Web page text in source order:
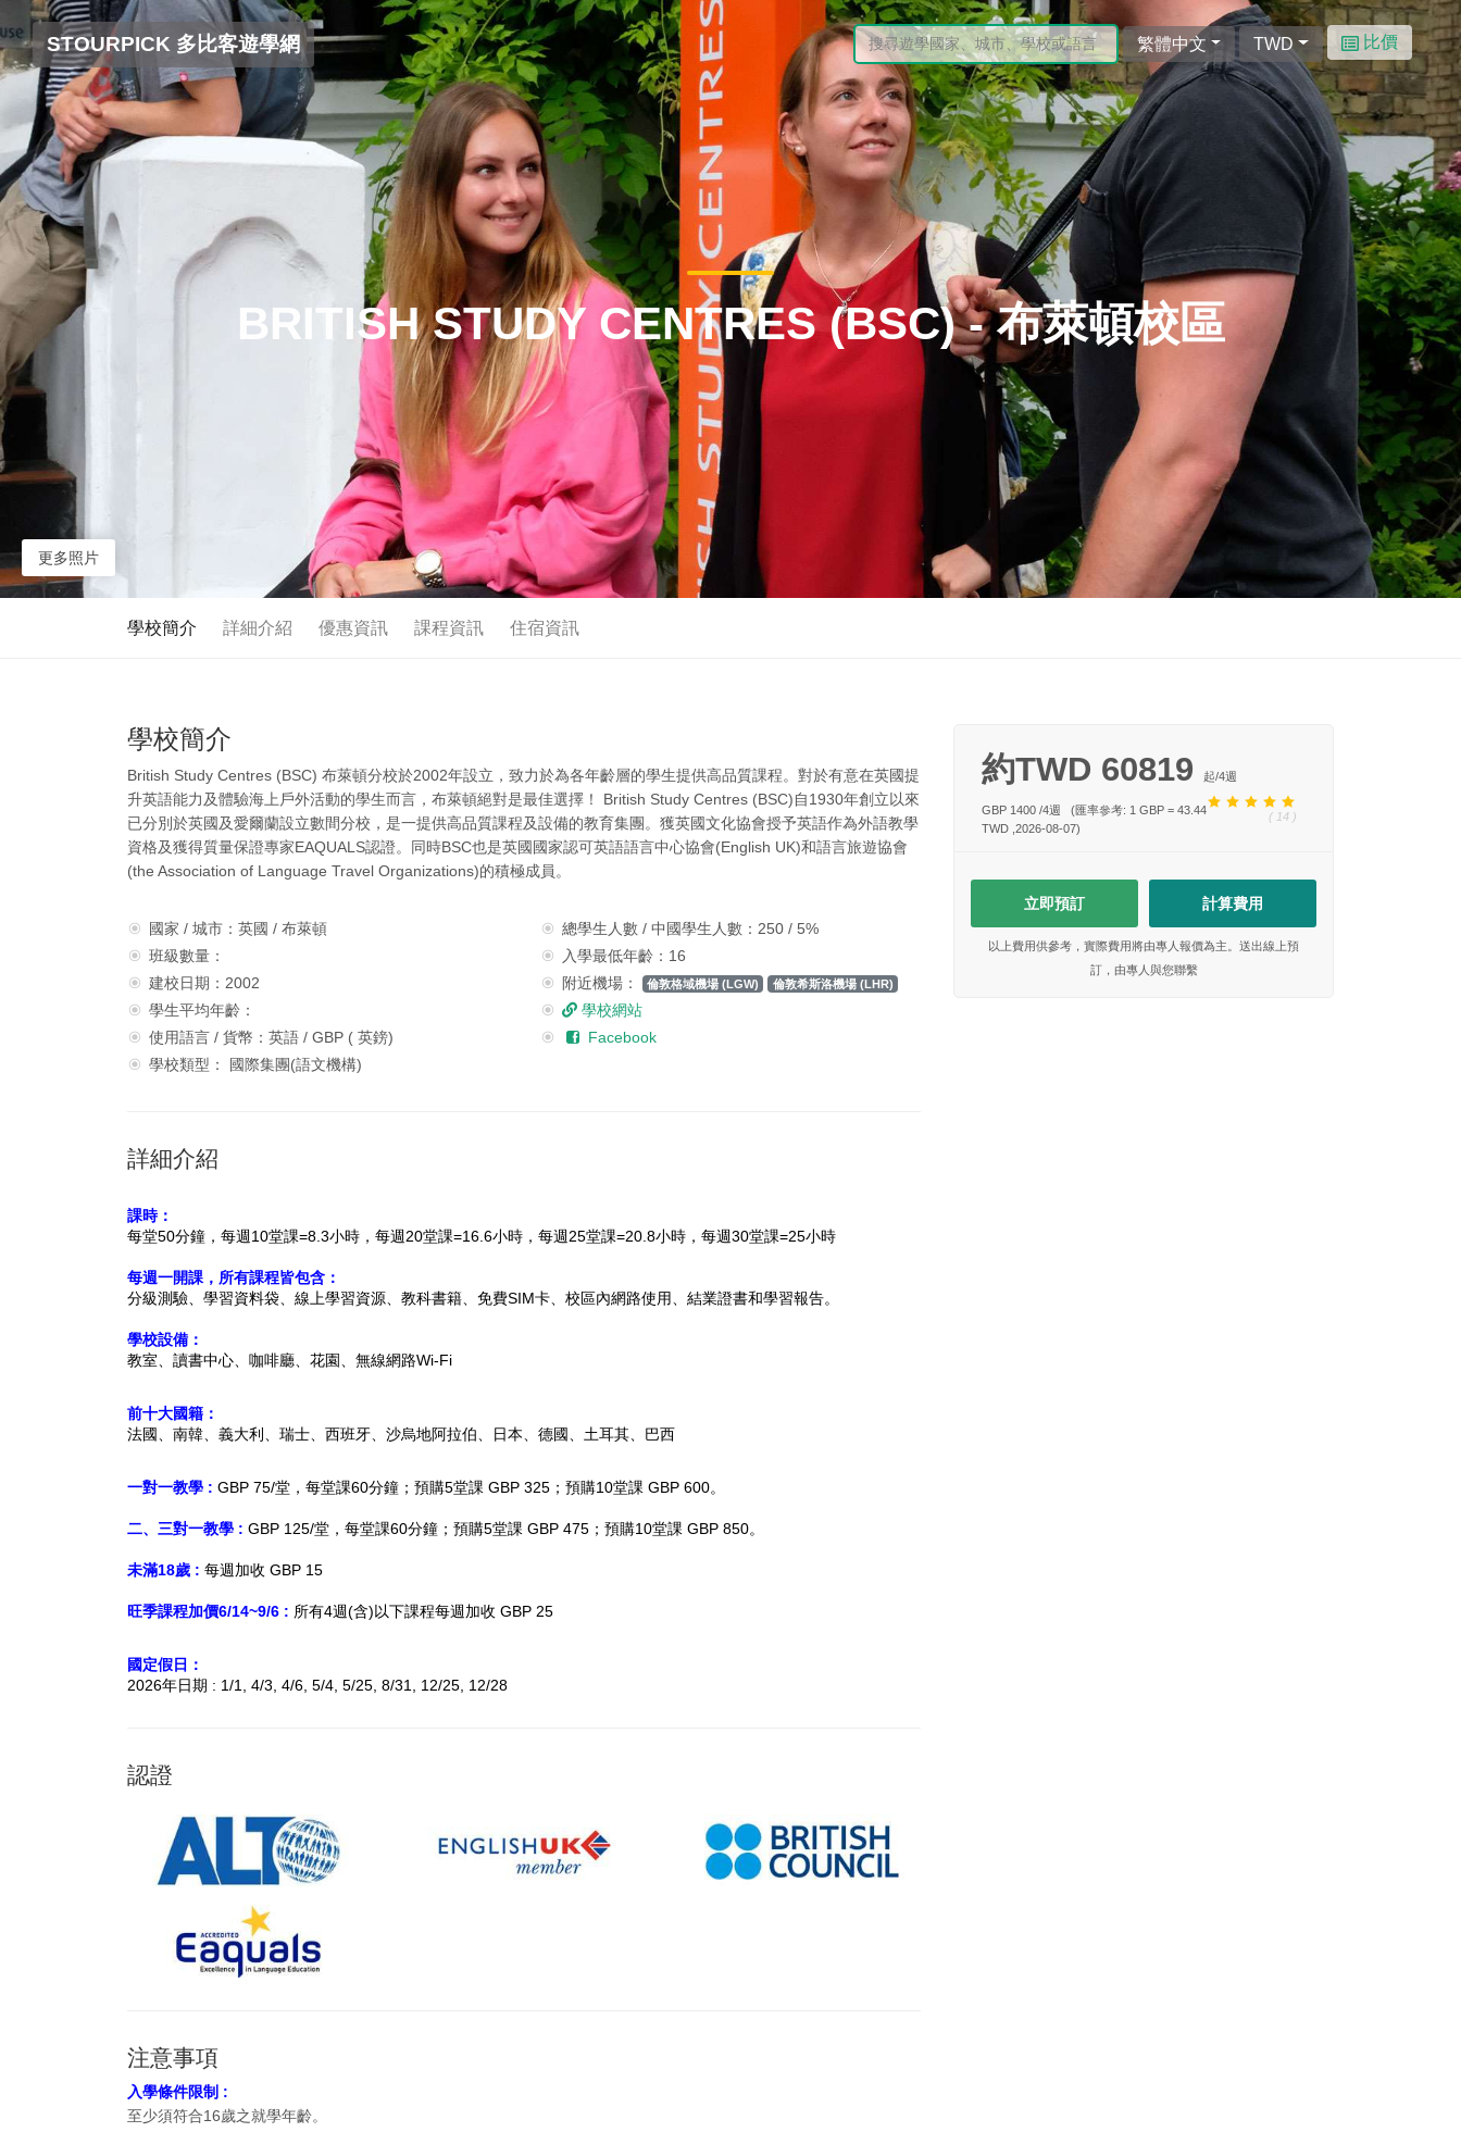
BRITISH STUDY CENTRES (BSC) - 布萊頓校區
更多照片
學校簡介 詳細介紹 優惠資訊 課程資訊 住宿資訊
學校簡介
British Study Centres (BSC) 布萊頓分校於2002年設立，致力於為各年齡層的學生提供高品質課程。對於有意在英國提
升英語能力及體驗海上戶外活動的學生而言，布萊頓絕對是最佳選擇！ British Study Centres (BSC)自1930年創立以來
已分別於英國及愛爾蘭設立數間分校，是一提供高品質課程及設備的教育集團。獲英國文化協會授予英語作為外語教學
資格及獲得質量保證專家EAQUALS認證。同時BSC也是英國國家認可英語語言中心協會(English UK)和語言旅遊協會
(the Association of Language Travel Organizations)的積極成員。
國家 / 城市：英國 / 布萊頓
班級數量：
建校日期：2002
學生平均年齡：
使用語言 / 貨幣：英語 / GBP ( 英鎊)
學校類型： 國際集團(語文機構)
總學生人數 / 中國學生人數：250 / 5%
入學最低年齡：16
附近機場：
倫敦格域機場 (LGW) 倫敦希斯洛機場 (LHR)
學校網站
Facebook
詳細介紹
課時：
每堂50分鐘，每週10堂課=8.3小時，每週20堂課=16.6小時，每週25堂課=20.8小時， 每週30堂課=25小時
每週一開課，所有課程皆包含：
分級測驗、學習資料袋、線上學習資源、教科書籍 、免費SIM卡、校區內網路使用、結業證書和學習報告。
學校設備：
教室、 讀書中心、咖啡廳、花園、無線網路Wi-Fi
前十大國籍：
法國、南韓、義大利、瑞士、西班牙、沙烏地阿拉伯、日本、德國、土耳其、巴西
一對一教學 : GBP 75/堂，每堂課60分鐘；預購5堂課 GBP 325；預購10堂課 GBP 600。
二、三對一教學 : GBP 125/堂，每堂課60分鐘；預購5堂課 GBP 475；預購10堂課 GBP 850。
未滿18歲 : 每週加收 GBP 15
旺季課程加價6/14~9/6 : 所有4週(含)以下課程每週加收 GBP 25
國定假日：
2026年日期 : 1/1, 4/3, 4/6, 5/4, 5/25, 8/31, 12/25, 12/28
認證
注意事項
入學條件限制 :
至少須符合16歲之就學年齡。
約TWD 60819 起/4週
GBP 1400 /4週 ( 14 )
(匯率參考: 1 GBP = 43.44
TWD ,2026-08-07)
立即預訂 計算費用
以上費用供參考，實際費用將由專人報價為主。送出線上預
訂，由專人與您聯繫
STOURPICK 多比客遊學網 繁體中文 TWD 比價